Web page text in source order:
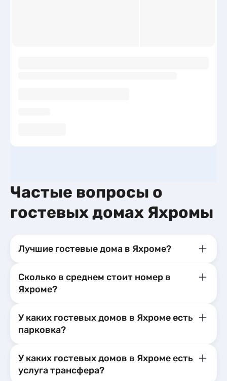
Частые вопросы о
гостевых домах Яхромы
Лучшие гостевые дома в Яхроме?
Сколько в среднем стоит номер в
Яхроме?
У каких гостевых домов в Яхроме есть
парковка?
У каких гостевых домов в Яхроме есть
услуга трансфера?